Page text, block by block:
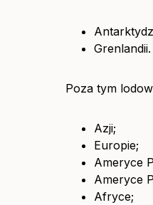
Grenlandii.
Poza tym
Azji;
Europie;
Ameryce
Ameryce
Afryce;